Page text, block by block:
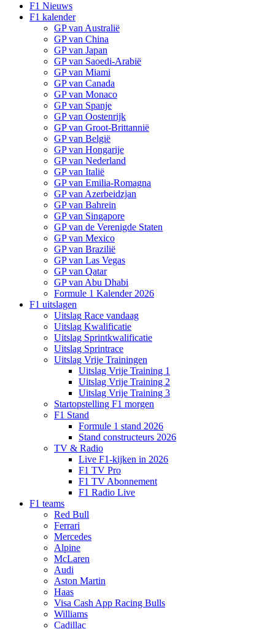
F1 Nieuws
F1 kalender
GP van Australië
GP van China
GP van Japan
GP van Saoedi-Arabië
GP van Miami
GP van Canada
GP van Monaco
GP van Spanje
GP van Oostenrijk
GP van Groot-Brittannië
GP van België
GP van Hongarije
GP van Nederland
GP van Italië
GP van Emilia-Romagna
GP van Azerbeidzjan
GP van Bahrein
GP van Singapore
GP van de Verenigde Staten
GP van Mexico
GP van Brazilië
GP van Las Vegas
GP van Qatar
GP van Abu Dhabi
Formule 1 Kalender 2026
F1 uitslagen
Uitslag Race vandaag
Uitslag Kwalificatie
Uitslag Sprintkwalificatie
Uitslag Sprintrace
Uitslag Vrije Trainingen
Uitslag Vrije Training 1
Uitslag Vrije Training 2
Uitslag Vrije Training 3
Startopstelling F1 morgen
F1 Stand
Formule 1 stand 2026
Stand constructeurs 2026
TV & Radio
Live F1-kijken in 2026
F1 TV Pro
F1 TV Abonnement
F1 Radio Live
F1 teams
Red Bull
Ferrari
Mercedes
Alpine
McLaren
Audi
Aston Martin
Haas
Visa Cash App Racing Bulls
Williams
Cadillac